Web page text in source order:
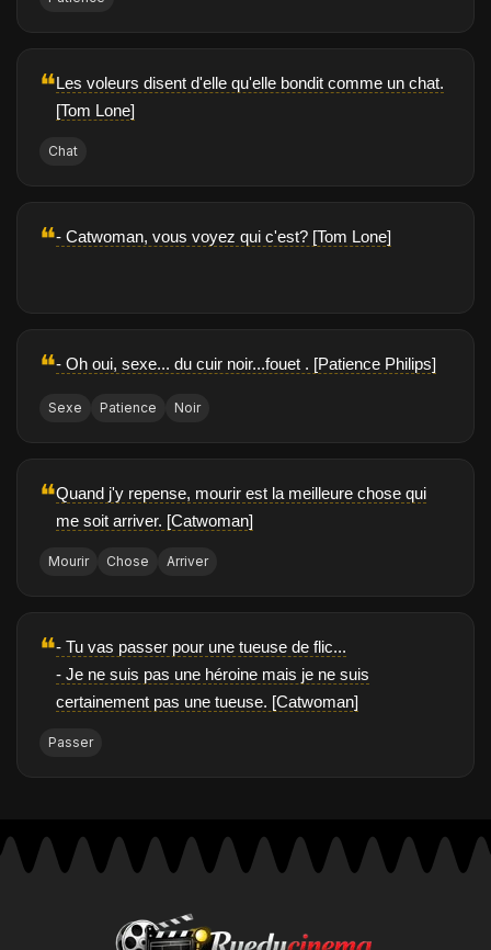
❝Les voleurs disent d'elle qu'elle bondit comme un chat.
[Tom Lone]
Chat
❝- Catwoman, vous voyez qui c'est? [Tom Lone]
❝- Oh oui, sexe... du cuir noir...fouet . [Patience Philips]
Sexe Patience Noir
❝Quand j'y repense, mourir est la meilleure chose qui
me soit arriver. [Catwoman]
Mourir Chose Arriver
❝- Tu vas passer pour une tueuse de flic...
- Je ne suis pas une héroine mais je ne suis
certainement pas une tueuse. [Catwoman]
Passer